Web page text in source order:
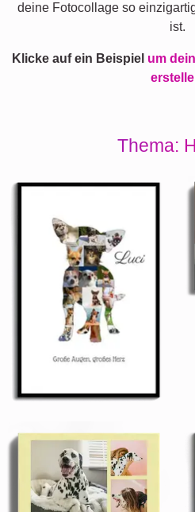
deine Fotocollage so
ist.
Klicke auf ein Beispiel um
Thema: